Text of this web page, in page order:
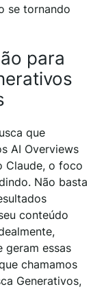
se tornando
para
que
AI Overviews
Claude, o foco
Não basta
conteúdo
geram essas
chamamos
Generativos,